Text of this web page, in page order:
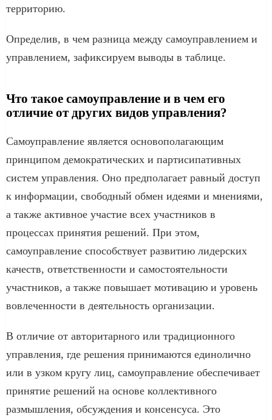
территорию.
Определив, в чем разница между самоуправлением и
управлением, зафиксируем выводы в таблице.
Что такое самоуправление и в чем его
отличие от других видов управления?
Самоуправление является основополагающим
принципом демократических и партисипативных
систем управления. Оно предполагает равный доступ
к информации, свободный обмен идеями и мнениями,
а также активное участие всех участников в
процессах принятия решений. При этом,
самоуправление способствует развитию лидерских
качеств, ответственности и самостоятельности
участников, а также повышает мотивацию и уровень
вовлеченности в деятельность организации.
В отличие от авторитарного или традиционного
управления, где решения принимаются единолично
или в узком кругу лиц, самоуправление обеспечивает
принятие решений на основе коллективного
размышления, обсуждения и консенсуса. Это